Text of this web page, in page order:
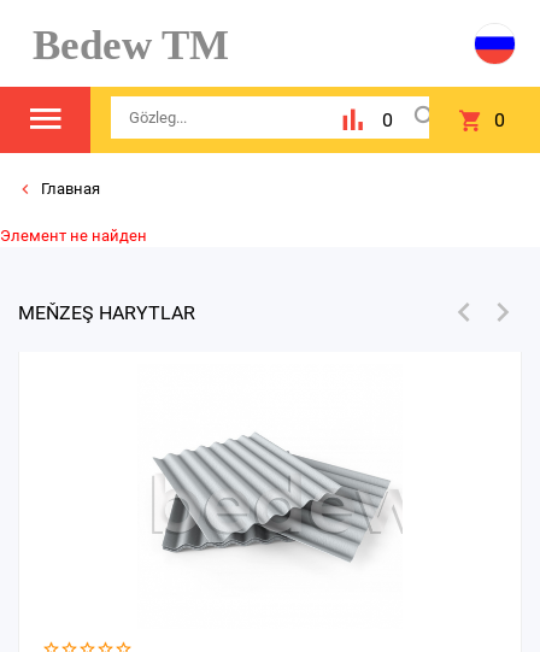
Bedew TM
0 0
Главная
Элемент не найден
MEŇZEŞ HARYTLAR